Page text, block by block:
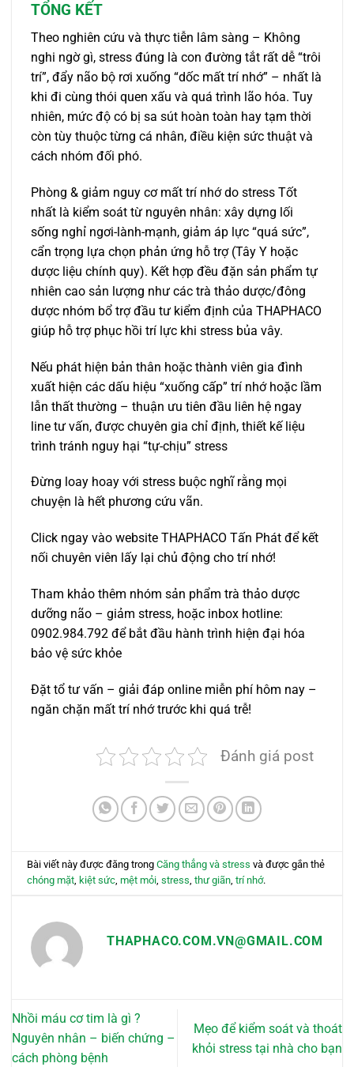
TỔNG KẾT
Theo nghiên cứu và thực tiễn lâm sàng – Không
nghi ngờ gì, stress đúng là con đường tắt rất dễ “trôi
trí”, đẩy não bộ rơi xuống “dốc mất trí nhớ” – nhất là
khi đi cùng thói quen xấu và quá trình lão hóa. Tuy
nhiên, mức độ có bị sa sút hoàn toàn hay tạm thời
còn tùy thuộc từng cá nhân, điều kiện sức thuật và
cách nhóm đối phó.
Phòng & giảm nguy cơ mất trí nhớ do stress Tốt
nhất là kiểm soát từ nguyên nhân: xây dựng lối
sống nghỉ ngơi-lành-mạnh, giảm áp lực “quá sức”,
cẩn trọng lựa chọn phản ứng hỗ trợ (Tây Y hoặc
dược liệu chính quy). Kết hợp đều đặn sản phẩm tự
nhiên cao sản lượng như các trà thảo dược/đông
dược nhóm bổ trợ đầu tư kiểm định của THAPHACO
giúp hỗ trợ phục hồi trí lực khi stress bủa vây.
Nếu phát hiện bản thân hoặc thành viên gia đình
xuất hiện các dấu hiệu “xuống cấp” trí nhớ hoặc lầm
lẫn thất thường – thuận ưu tiên đầu liên hệ ngay
line tư vấn, được chuyên gia chỉ định, thiết kế liệu
trình tránh nguy hại “tự-chịu” stress
Đừng loay hoay với stress buộc nghĩ rằng mọi
chuyện là hết phương cứu vãn.
Click ngay vào website THAPHACO Tấn Phát để kết
nối chuyên viên lấy lại chủ động cho trí nhớ!
Tham khảo thêm nhóm sản phẩm trà thảo dược
dưỡng não – giảm stress, hoặc inbox hotline:
0902.984.792 để bắt đầu hành trình hiện đại hóa
bảo vệ sức khỏe
Đặt tổ tư vấn – giải đáp online miễn phí hôm nay –
ngăn chặn mất trí nhớ trước khi quá trễ!
Đánh giá post
Bài viết này được đăng trongCăng thẳng và stress và được gắn thẻ
chóng mặt, kiệt sức,mệt mỏi,stress,thư giãn,trí nhớ.
THAPHACO.COM.VN@GMAIL.COM
Nhồi máu cơ tim là gì ?
Nguyên nhân – biến chứng –
cách phòng bệnh
Mẹo để kiểm soát và thoát
khỏi stress tại nhà cho bạn